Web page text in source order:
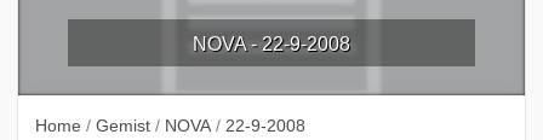
NOVA - 22-9-2008
Home / Gemist / NOVA / 22-9-2008